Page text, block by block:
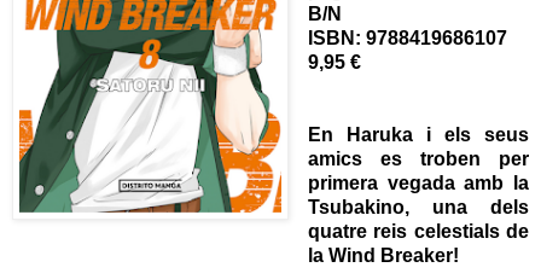
B/N
ISBN: 9788419686107
9,95 €
En Haruka i els seus
amics es troben per
primera vegada amb la
Tsubakino, una dels
quatre reis celestials de
la Wind Breaker!